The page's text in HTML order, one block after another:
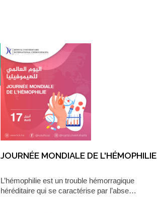
JOURNÉE MONDIALE DE L'HÉMOPHILIE
L’hémophilie est un trouble hémorragique
héréditaire qui se caractérise par l’abse…